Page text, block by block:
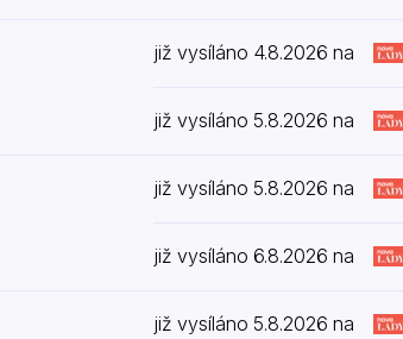
již vysíláno 4.8.2026 na
již vysíláno 5.8.2026 na
již vysíláno 5.8.2026 na
již vysíláno 6.8.2026 na
již vysíláno 5.8.2026 na